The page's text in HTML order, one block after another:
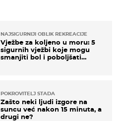
NAJSIGURNIJI OBLIK REKREACIJE
Vježbe za koljeno u moru: 5
sigurnih vježbi koje mogu
smanjiti bol i poboljšati
POKROVITELJ STADA
Zašto neki ljudi izgore na
suncu već nakon 15 minuta, a
drugi ne?